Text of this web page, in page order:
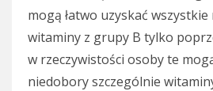
mogą łatwo uzyskać
witaminy z grupy B tylko
w rzeczywistości osoby te
niedobory szczególnie